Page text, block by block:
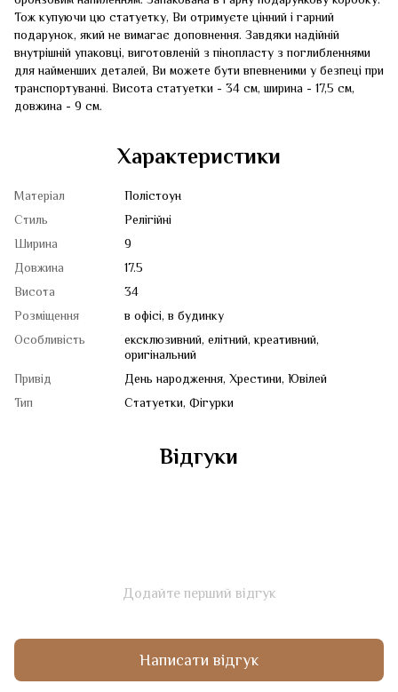
Тож купуючи цю статуетку, Ви отримуєте цінний і гарний
подарунок, який не вимагає доповнення. Завдяки надійній
внутрішній упаковці, виготовленій з пінопласту з поглибленнями
для найменших деталей, Ви можете бути впевненими у безпеці при
транспортуванні. Висота статуетки - 34 см, ширина - 17,5 см,
довжина - 9 см.
Характеристики
Матеріал
Полістоун
Стиль
Релігійні
Ширина
9
Довжина
17.5
Висота
34
Розміщення
в офісі, в будинку
Особливість
ексклюзивний, елітний, креативний,
оригінальний
Привід
День народження, Хрестини, Ювілей
Тип
Статуетки, Фігурки
Відгуки
Додайте перший відгук
Написати відгук